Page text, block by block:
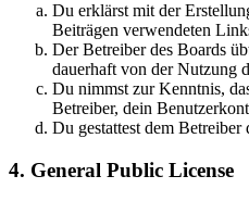
Du erklärst mit der
Beiträgen verwendeten
Der Betreiber des Boards
dauerhaft von der Nutzung
Du nimmst zur Kenntnis,
Betreiber, dein
Du gestattest dem
4. General Public License